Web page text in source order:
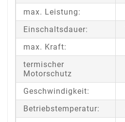
max. Leistung:
Einschaltsdauer:
max. Kraft:
termischer
Motorschutz
Geschwindigkeit:
Betriebstemperatur: